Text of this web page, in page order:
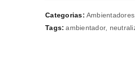
Verifique a nossa
Categorias: Ambientadores
Tags: ambientador,